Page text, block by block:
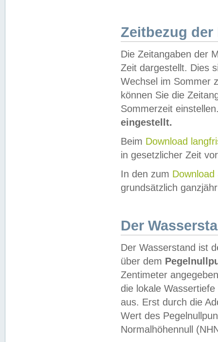
Zeitbezug der
Die Zeitangaben der
Zeit dargestellt. Dies
Wechsel im Sommer
können Sie die
Sommerzeit
eingestellt.
Beim Download
in gesetzlicher Zeit
In den zum Download
grundsätzlich
Der
Der Wasserstand ist
über dem
Zentimeter
die lokale
aus. Erst durch die
Wert des
Normalhöhennull